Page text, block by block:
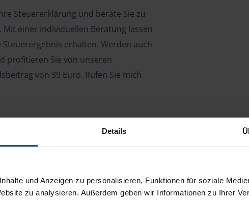
Details
und Anzeigen zu personalisieren, Funktionen für soziale
zu analysieren. Außerdem geben wir Informationen zu Ihrer
Steuererklärung und berate Sie zu
Mit einer individuellen Beratung lassen
erhalten. Werden auch
profitieren Sie von unseren
von 39 Euro. Rufen Sie mich
Arbeitnehmer, Beamte, Auszubildende,
(StBerG). Auch bei Einkünften
der geeignete Dienstleister für Sie.
Tätigkeit und umsatzsteuerpflichtigen